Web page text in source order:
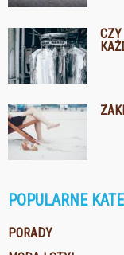
POPULARNE
PORADY